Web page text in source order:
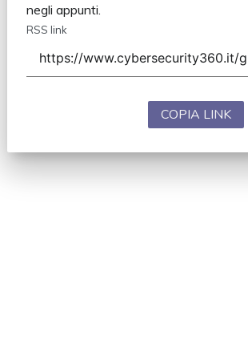
negli appunti.
RSS link
COPIA LINK